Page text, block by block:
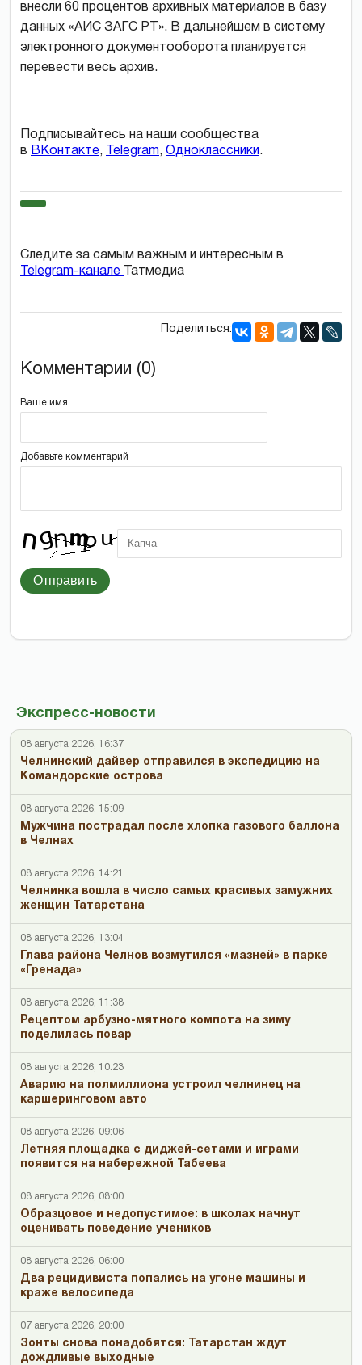
Экспресс-новости
08 августа 2026, 16:37
Челнинский дайвер отправился в экспедицию на
Командорские острова
08 августа 2026, 15:09
Мужчина пострадал после хлопка газового баллона
в Челнах
08 августа 2026, 14:21
Челнинка вошла в число самых красивых замужних
женщин Татарстана
08 августа 2026, 13:04
Глава района Челнов возмутился «мазней» в парке
«Гренада»
08 августа 2026, 11:38
Рецептом арбузно-мятного компота на зиму
поделилась повар
08 августа 2026, 10:23
Аварию на полмиллиона устроил челнинец на
каршеринговом авто
08 августа 2026, 09:06
Летняя площадка с диджей-сетами и играми
появится на набережной Табеева
08 августа 2026, 08:00
Образцовое и недопустимое: в школах начнут
оценивать поведение учеников
08 августа 2026, 06:00
Два рецидивиста попались на угоне машины и
краже велосипеда
07 августа 2026, 20:00
Зонты снова понадобятся: Татарстан ждут
дождливые выходные
внесли 60 процентов архивных материалов в базу
данных «АИС ЗАГС РТ». В дальнейшем в систему
электронного документооборота планируется
перевести весь архив.
Подписывайтесь на наши сообщества
в ВКонтакте, Telegram, Одноклассники.
Следите за самым важным и интересным в
Telegram-канале
Татмедиа
Поделиться:
Комментарии (0)
Ваше имя
Добавьте комментарий
Отправить